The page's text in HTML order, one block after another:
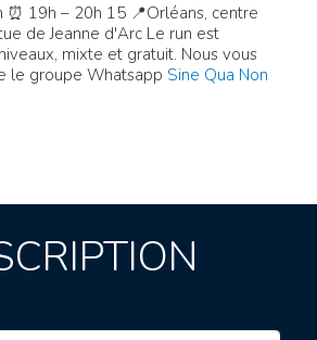
19h – 20h 15 📍Orléans, centre
de Jeanne d'Arc Le run est
mixte et gratuit. Nous vous
le groupe Whatsapp Sine Qua Non